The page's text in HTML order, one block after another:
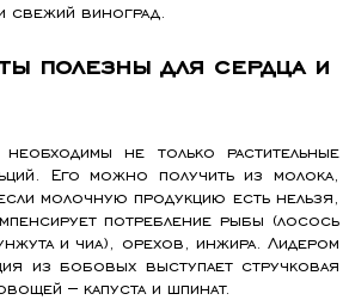
свежий виноград.
полезны для сердца и
не только растительные
Его можно получить из молока,
молочную продукцию есть нельзя,
потребление рыбы (лосось
и чиа), орехов, инжира. Лидером
из бобовых выступает стручковая
– капуста и шпинат.